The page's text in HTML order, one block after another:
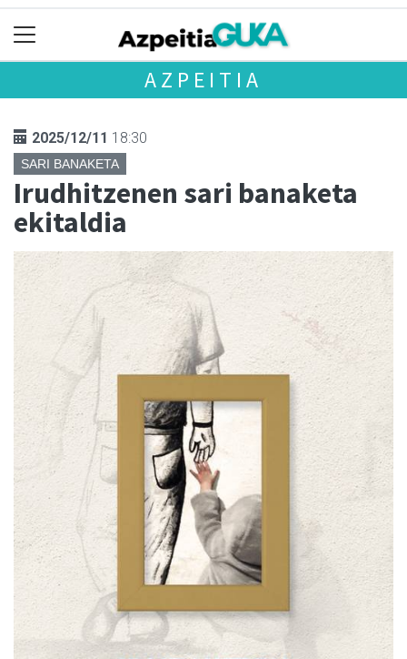
AZPEITIA
2025/12/11 18:30
SARI BANAKETA
Irudhitzenen sari banaketa
ekitaldia